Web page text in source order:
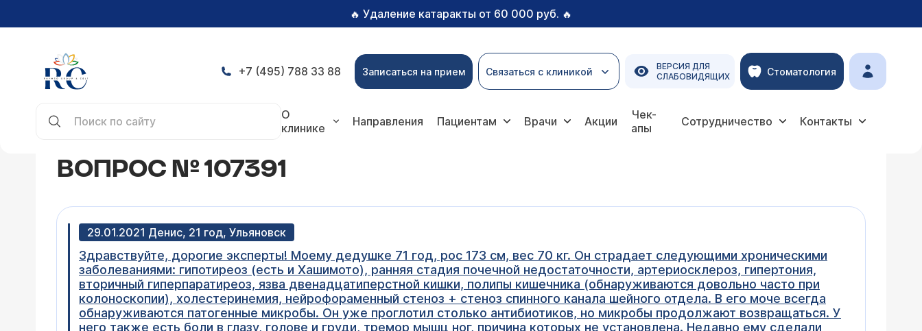
🔥 Удаление катаракты от 60 000 руб. 🔥
+7 (495) 788 33 88 Записаться на прием Связаться с клиникой
ВЕРСИЯ ДЛЯ
СЛАБОВИДЯЩИХ
Стоматология
О
клинике
Направления Пациентам Врачи Акции
Чек-
апы
Сотрудничество Контакты
ВОПРОС № 107391
29.01.2021 Денис, 21 год, Ульяновск
Здравствуйте, дорогие эксперты! Моему дедушке 71 год, рос 173 см, вес 70 кг. Он страдает следующими хроническими
заболеваниями: гипотиреоз (есть и Хашимото), ранняя стадия почечной недостаточности, артериосклероз, гипертония,
вторичный гиперпаратиреоз, язва двенадцатиперстной кишки, полипы кишечника (обнаруживаются довольно часто при
колоноскопии), холестеринемия, нейрофораменный стеноз + стеноз спинного канала шейного отдела. В его моче всегда
обнаруживаются патогенные микробы. Он уже проглотил столько антибиотиков, но микробы продолжают возвращаться. У
него также есть боли в глазу, голове и груди, тремор мышц ног, причина которых не установлена. Недавно ему сделали